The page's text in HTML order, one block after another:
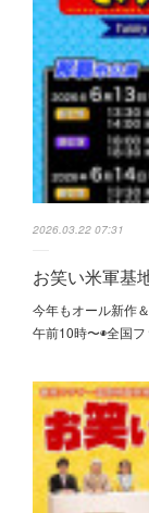
2026.03.22 07:31
お笑い米軍基
今年もオール新作
午前10時〜◉全国